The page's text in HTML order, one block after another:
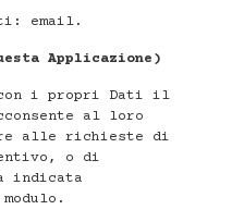
email.
Applicazione)
con i propri Dati il
al loro
alle richieste di
o di
indicata